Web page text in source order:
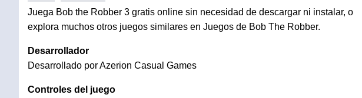
Juega Bob the Robber 3 gratis online sin necesidad de descargar ni instalar, o
explora muchos otros juegos similares en Juegos de Bob The Robber.
Desarrollador
Desarrollado por Azerion Casual Games
Controles del juego